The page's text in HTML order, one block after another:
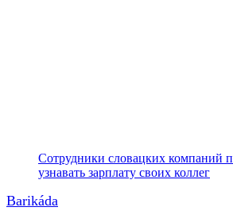
Сотрудники словацких компаний
узнавать зарплату своих коллег
Barikáda